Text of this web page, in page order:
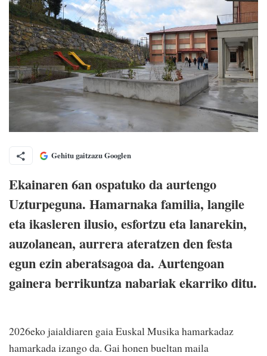
Gehitu gaitzazu Googlen
Ekainaren 6an ospatuko da aurtengo
Uzturpeguna. Hamarnaka familia, langile
eta ikasleren ilusio, esfortzu eta lanarekin,
auzolanean, aurrera ateratzen den festa
egun ezin aberatsagoa da. Aurtengoan
gainera berrikuntza nabariak ekarriko ditu.
2026eko jaialdiaren gaia Euskal Musika hamarkadaz
hamarkada izango da. Gai honen bueltan maila